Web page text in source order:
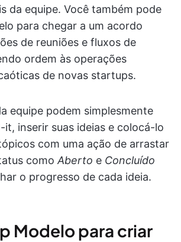
da equipe. Você também pode
para chegar a um acordo
de reuniões e fluxos de
ordem às operações
de novas startups.
equipe podem simplesmente
it, inserir suas ideias e colocá-lo
com uma ação de arrastar
comoAberto e Concluído
o progresso de cada ideia.
Modelo para criar